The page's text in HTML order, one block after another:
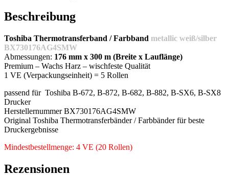
Beschreibung
Toshiba Thermotransferband / Farbband metallic weiß/silber
BX730176AG4SMW
Abmessungen: 176 mm x 300 m (Breite x Lauflänge)
Premium – Wachs Harz – wischfeste Qualität
1 VE (Verpackungseinheit) = 5 Rollen
passend für Toshiba B-672, B-872, B-682, B-882, B-SX6, B-SX8
Drucker
Herstellernummer BX730176AG4SMW
Original Toshiba Thermotransferbänder / Farbbänder für beste
Druckergebnisse
Mindestbestellmenge: 4 VE (20 Rollen)
Rezensionen